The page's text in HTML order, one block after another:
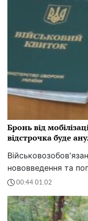
Бронь від
відстрочка буде
нововведення та
00:44 01.02